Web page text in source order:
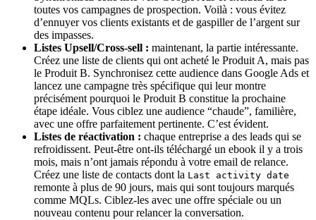
toutes vos campagnes de prospection. Voilà : vous évitez
d’ennuyer vos clients existants et de gaspiller de l’argent sur
des impasses.
Listes Upsell/Cross-sell : maintenant, la partie intéressante.
Créez une liste de clients qui ont acheté le Produit A, mais pas
le Produit B. Synchronisez cette audience dans Google Ads et
lancez une campagne très spécifique qui leur montre
précisément pourquoi le Produit B constitue la prochaine
étape idéale. Vous ciblez une audience “chaude”, familière,
avec une offre parfaitement pertinente. C’est évident.
Listes de réactivation : chaque entreprise a des leads qui se
refroidissent. Peut-être ont-ils téléchargé un ebook il y a trois
mois, mais n’ont jamais répondu à votre email de relance.
Créez une liste de contacts dont la Last activity date
remonte à plus de 90 jours, mais qui sont toujours marqués
comme MQLs. Ciblez-les avec une offre spéciale ou un
nouveau contenu pour relancer la conversation.